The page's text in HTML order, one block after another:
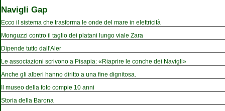
Navigli Gap
Ecco il sistema che trasforma le onde del mare in elettricità
Monguzzi contro il taglio dei platani lungo viale Zara
Dipende tutto dall'Aler
Le associazioni scrivono a Pisapia: «Riaprire le conche dei Navigli»
Anche gli alberi hanno diritto a una fine dignitosa.
Il museo della foto compie 10 anni
Storia della Barona